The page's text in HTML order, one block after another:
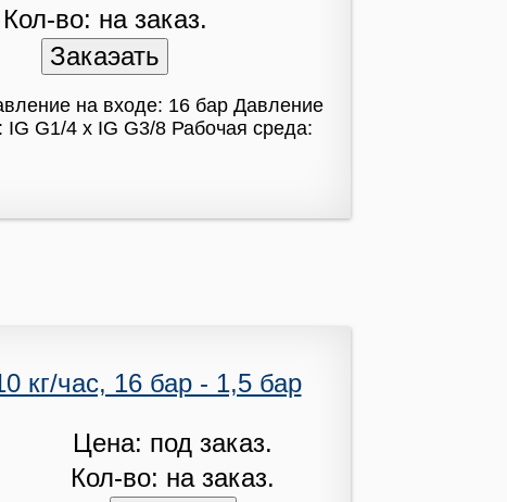
Кол-во: на заказ.
на входе: 16 бар Давление
G1/4 x IG G3/8 Рабочая среда:
кг/час, 16 бар - 1,5 бар
Цена: под заказ.
Кол-во: на заказ.